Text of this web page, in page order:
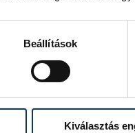
Beállítások
Kiválasztás